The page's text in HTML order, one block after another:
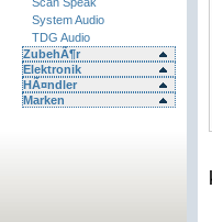
System Audio
TDG Audio
ZubehÃ¶r
Elektronik
HÃ¤ndler
Marken